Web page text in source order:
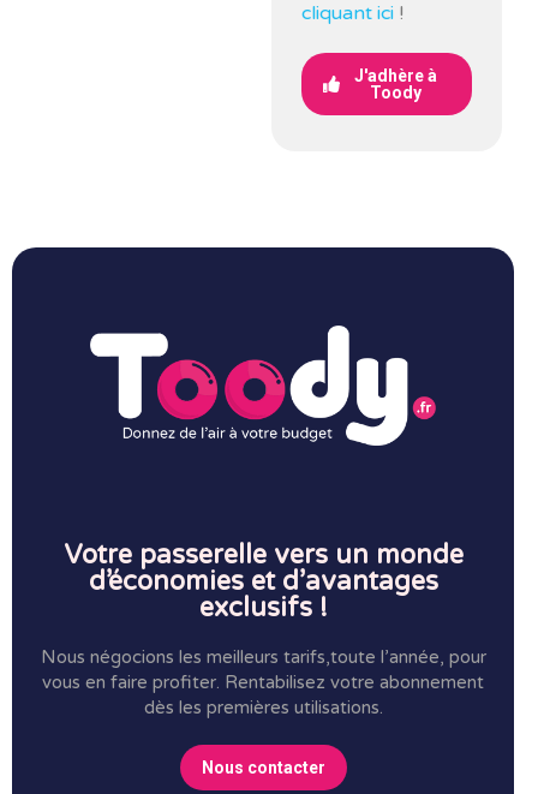
cliquant ici !
J'adhère à
Toody
Votre passerelle vers un monde
d’économies et d’avantages
exclusifs !
Nous négocions les meilleurs tarifs,toute l’année, pour
vous en faire profiter. Rentabilisez votre abonnement
dès les premières utilisations.
Nous contacter